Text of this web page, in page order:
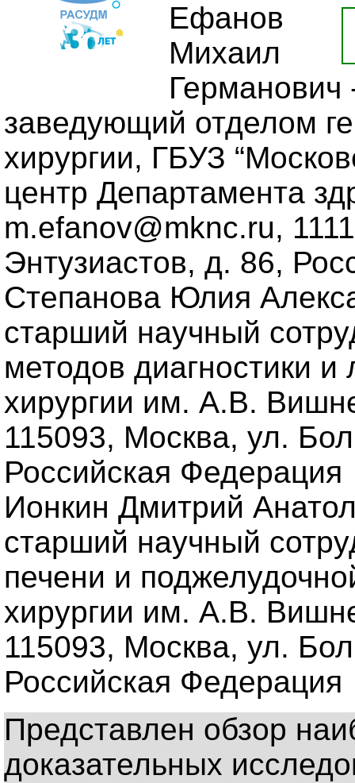
Ефанов
Михаил
Германович
заведующий отделом
хирургии, ГБУЗ
центр Департамента
m.efanov@mknc.ru,
Энтузиастов, д. 86,
Степанова Юлия
старший научный
методов диагностики
хирургии им. А.В.
115093, Москва, ул.
Российская Федерация
Ионкин Дмитрий
старший научный
печени и
хирургии им. А.В.
115093, Москва, ул.
Российская Федерация
Представлен обзор
доказательных